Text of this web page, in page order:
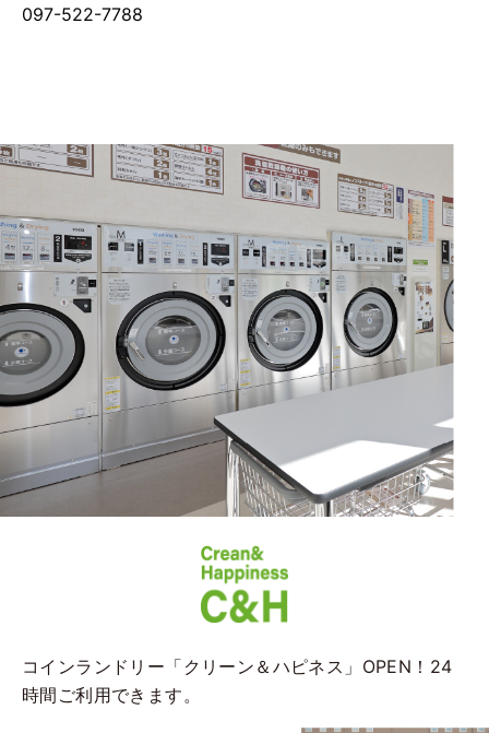
097-522-7788
コインランドリー「クリーン＆ハピネス」OPEN！24
時間ご利用できます。